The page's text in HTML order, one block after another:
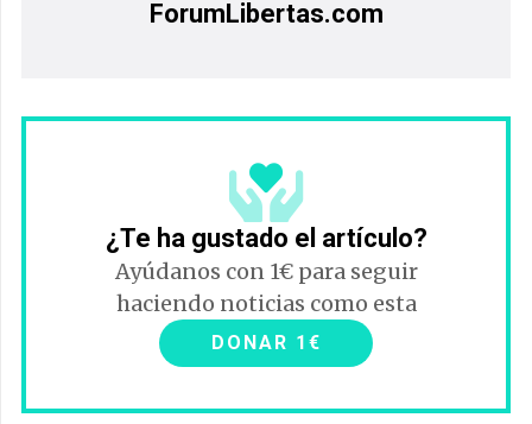
ForumLibertas.com
¿Te ha gustado el artículo?
Ayúdanos con 1€ para seguir
haciendo noticias como esta
DONAR 1€